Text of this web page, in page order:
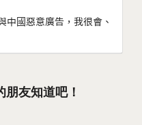
中國惡意廣告，我很會、
朋友知道吧！